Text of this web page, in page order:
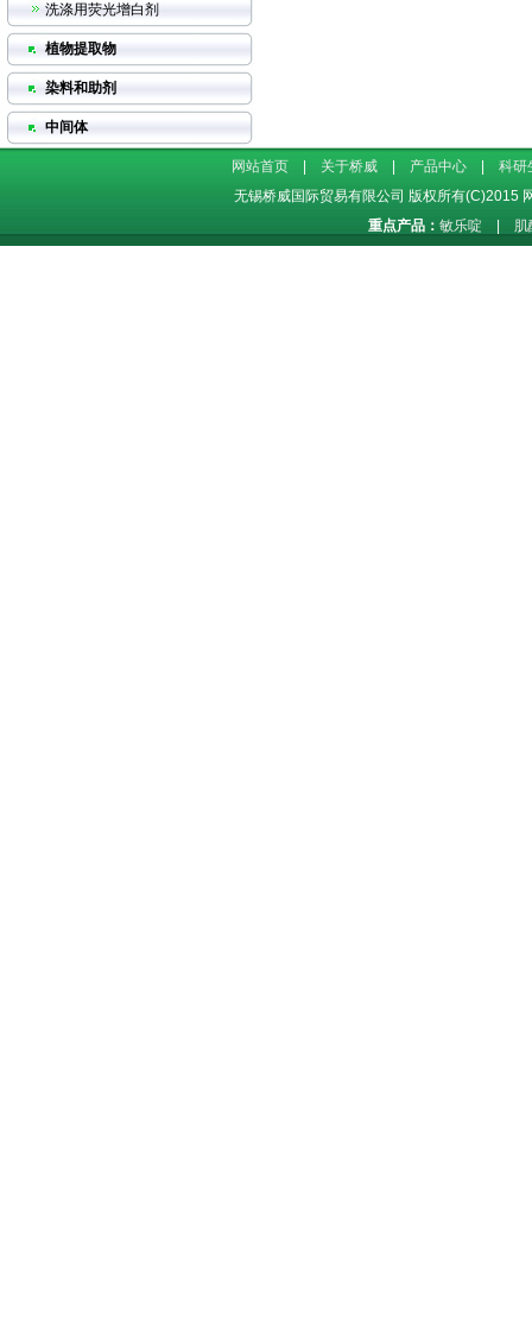
洗涤用荧光增白剂
植物提取物
染料和助剂
中间体
网站首页 关于桥威 产品中心
科研
无锡桥威国际贸易有限公司 版权所有(C)2015
重点产品： 敏乐啶 肌